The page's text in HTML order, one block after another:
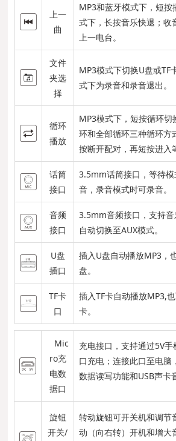
上一
曲
MP3和蓝牙模式下，短
式下，长按音乐快退；收
上一电台。
文件
夹选
择
MP3模式下切换U盘或TF
式下为录音和录音退出。
循环
播放
MP3模式下，短按循环
环和全部循环三种循环方
按断开配对，再短按进入
话筒
接口
3.5mm话筒接口，等待
音，录音模式时可录音。
音频
接口
3.5mm音频接口，支持
自动切换至AUX模式。
U盘
插口
插入U盘自动播放MP3，
盘。
TF卡
口
插入TF卡自动播放MP3,
卡。
Mic
ro充
电数
据口
充电接口，支持通过5V
口充电；连接此口至电脑
数据读写功能和USB声卡
旋钮
开关/
转动旋钮可开关机和调节
动（向右转）开机和增大